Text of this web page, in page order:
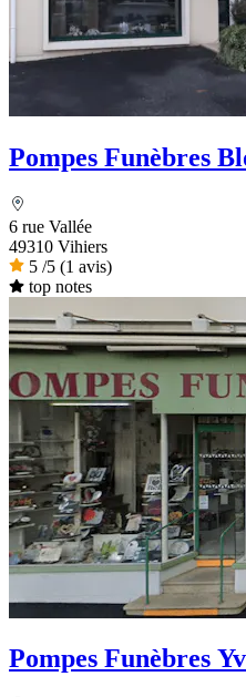
Pompes Funèbres
6 rue Vallée
49310 Vihiers
5 /5 (1 avis)
top notes
Pompes Funèbres